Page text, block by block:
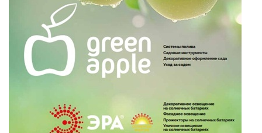
КАБЕЛЬ
КЛЕЙКИЕ ЛЕНТЫ
ЛЕНТЫ СВЕТОДИОДНЫЕ (LED
ЛИНЕЙНЫЕ СВЕТОДИОДНЫЕ
СВЕТИЛЬНИКИ